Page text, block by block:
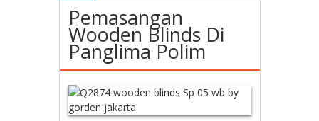
Pemasangan
Wooden Blinds Di
Panglima Polim